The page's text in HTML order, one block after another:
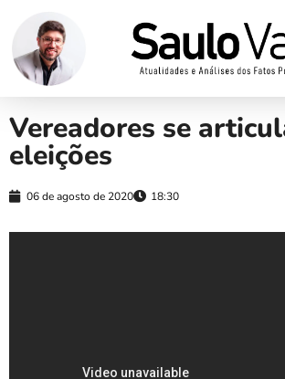
Vereadores se
eleições
06 de agosto de 2020 18:30